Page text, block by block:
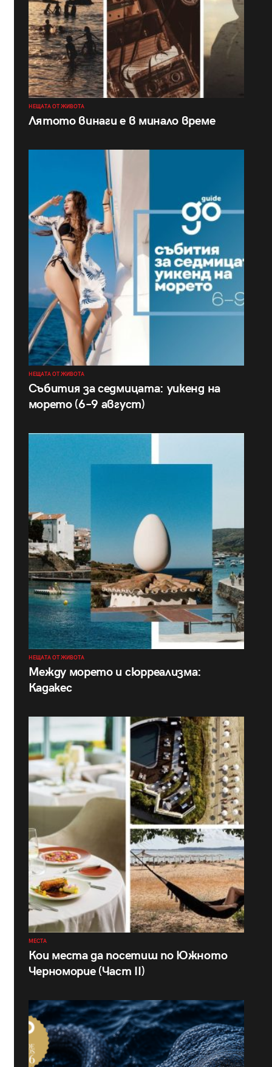
НЕЩАТА ОТ ЖИВОТА
Лятото винаги е в минало време
НЕЩАТА ОТ ЖИВОТА
Събития за седмицата: уикенд на
морето (6–9 август)
НЕЩАТА ОТ ЖИВОТА
Между морето и сюрреализма:
Кадакес
МЕСТА
Кои места да посетиш по Южното
Черноморие (Част II)